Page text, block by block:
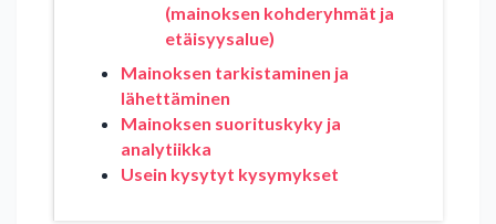
(mainoksen kohderyhmät ja
etäisyysalue)
Mainoksen tarkistaminen ja
lähettäminen
Mainoksen suorituskyky ja
analytiikka
Usein kysytyt kysymykset